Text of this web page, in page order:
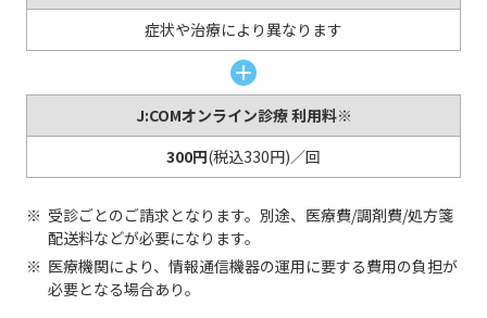
症状や治療により異なります
J:COMオンライン診療 利用料※
300円(税込330円)／回
受診ごとのご請求となります。別途、医療費/調剤費/処方箋
配送料などが必要になります。
医療機関により、情報通信機器の運用に要する費用の負担が
必要となる場合あり。